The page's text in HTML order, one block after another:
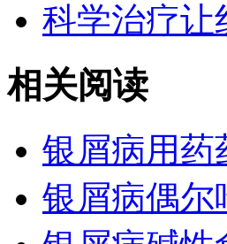
科学治疗让
相关阅读
银屑病用药
银屑病偶尔